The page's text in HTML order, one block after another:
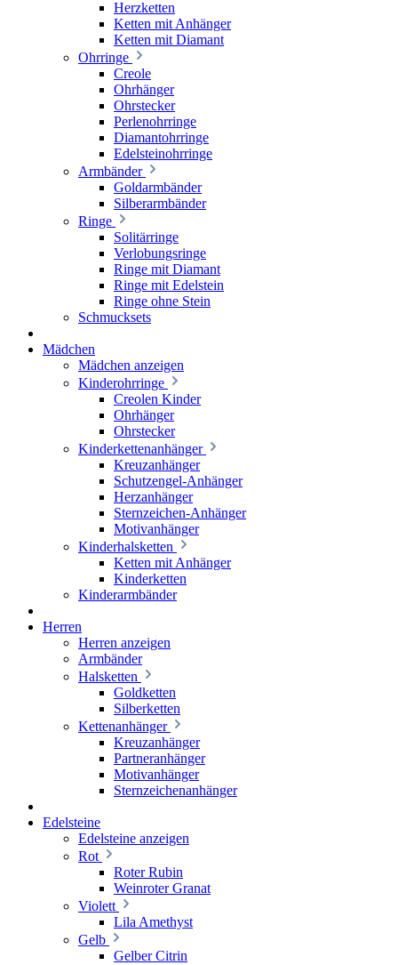
Herzketten
Ketten mit Anhänger
Ketten mit Diamant
Ohrringe
Creole
Ohrhänger
Ohrstecker
Perlenohrringe
Diamantohrringe
Edelsteinohrringe
Armbänder
Goldarmbänder
Silberarmbänder
Ringe
Solitärringe
Verlobungsringe
Ringe mit Diamant
Ringe mit Edelstein
Ringe ohne Stein
Schmucksets
Mädchen
Mädchen anzeigen
Kinderohrringe
Creolen Kinder
Ohrhänger
Ohrstecker
Kinderkettenanhänger
Kreuzanhänger
Schutzengel-Anhänger
Herzanhänger
Sternzeichen-Anhänger
Motivanhänger
Kinderhalsketten
Ketten mit Anhänger
Kinderketten
Kinderarmbänder
Herren
Herren anzeigen
Armbänder
Halsketten
Goldketten
Silberketten
Kettenanhänger
Kreuzanhänger
Partneranhänger
Motivanhänger
Sternzeichenanhänger
Edelsteine
Edelsteine anzeigen
Rot
Roter Rubin
Weinroter Granat
Violett
Lila Amethyst
Gelb
Gelber Citrin